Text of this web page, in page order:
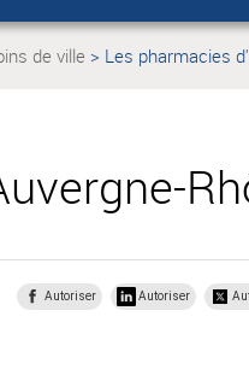
de ville
Les pharmacies
Autoriser Autoriser